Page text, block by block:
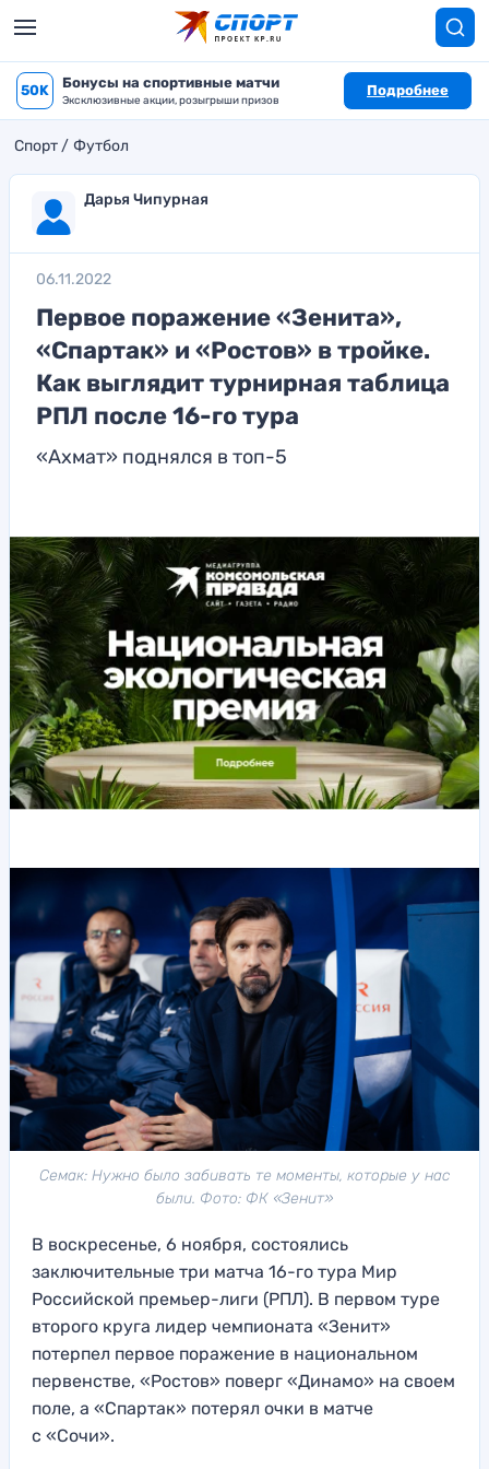
50K Бонусы на спортивные матчи
Эксклюзивные акции, розыгрыши призов
Подробнее
Спорт Футбол
Дарья Чипурная
06.11.2022
Первое поражение «Зенита»,
«Спартак» и «Ростов» в тройке.
Как выглядит турнирная таблица
РПЛ после 16-го тура
«Ахмат» поднялся в топ-5
Семак: Нужно было забивать те моменты, которые у нас
были. Фото: ФК «Зенит»
В воскресенье, 6 ноября, состоялись
заключительные три матча 16-го тура Мир
Российской премьер-лиги (РПЛ). В первом туре
второго круга лидер чемпионата «Зенит»
потерпел первое поражение в национальном
первенстве, «Ростов» поверг «Динамо» на своем
поле, а «Спартак» потерял очки в матче
с «Сочи».